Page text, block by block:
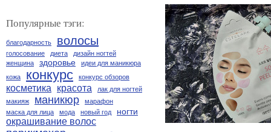
Популярные тэги:
благодарность волосы
голосование диета
дизайн ногтей
женщина
здоровье
идеи для маникюра
кожа
конкурс конкурс обзоров
косметика красота
лак для ногтей
макияж
маникюр
марафон
маска для лица
мода новый год ногти
окрашивание волос